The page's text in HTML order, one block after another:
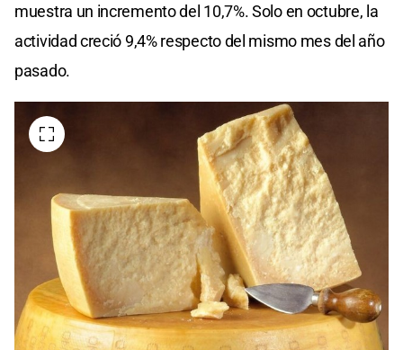
muestra un incremento del 10,7%. Solo en octubre, la
actividad creció 9,4% respecto del mismo mes del año
pasado.